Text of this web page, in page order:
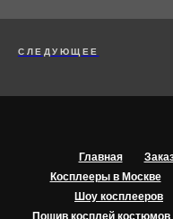
СЛЕДУЮЩЕЕ
Главная
Косплееры в Москве
Шоу косплееров